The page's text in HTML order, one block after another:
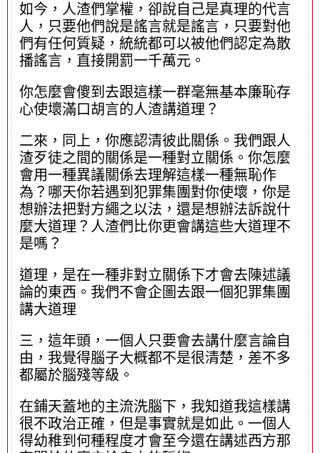
如今，人渣們掌權，卻說自己是真理的代言
人，只要他們說是謠言就是謠言，只要對他
們有任何質疑，統統都可以被他們認定為散
播謠言，直接開罰一千萬元。
你怎麼會傻到去跟這樣一群毫無基本廉恥存
心使壞滿口胡言的人渣講道理？
二來，同上，你應認清彼此關係。我們跟人
渣歹徒之間的關係是一種對立關係。你怎麼
會用一種異議關係去理解這樣一種無恥作
為？哪天你若遇到犯罪集團對你使壞，你是
想辦法把對方繩之以法，還是想辦法訴說什
麼大道理？人渣們比你更會講這些大道理不
是嗎？
道理，是在一種非對立關係下才會去陳述議
論的東西。我們不會企圖去跟一個犯罪集團
講大道理
三，這年頭，一個人只要會去講什麼言論自
由，我覺得腦子大概都不是很清楚，差不多
都屬於腦殘等級。
在鋪天蓋地的主流洗腦下，我知道我這樣講
很不政治正確，但是事實就是如此。一個人
得幼稚到何種程度才會至今還在講述西方那